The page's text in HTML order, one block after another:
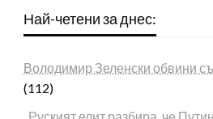
Най-четени за днес:
Володимир Зеленски обвини
(112)